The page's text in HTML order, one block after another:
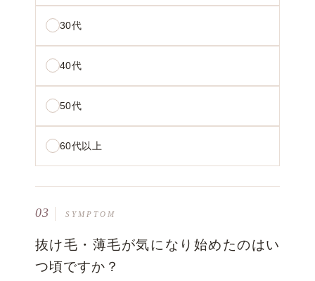
30代
40代
50代
60代以上
03 SYMPTOM
抜け毛・薄毛が気になり始めたのはい
つ頃ですか？